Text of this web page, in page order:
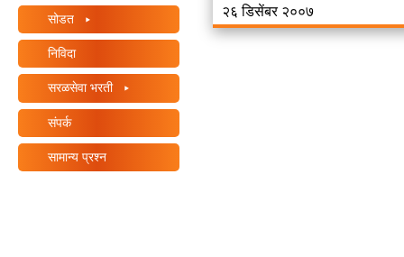
सोडत
निविदा
सरळसेवा भरती
संपर्क
सामान्य प्रश्न
२६ डिसेंबर २००७